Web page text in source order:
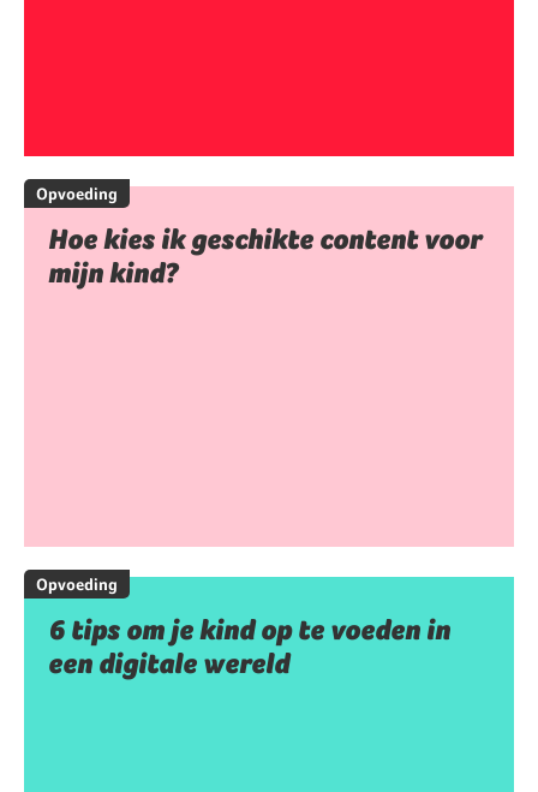
Opvoeding
Hoe kies ik geschikte content voor
mijn kind?
Opvoeding
6 tips om je kind op te voeden in
een digitale wereld